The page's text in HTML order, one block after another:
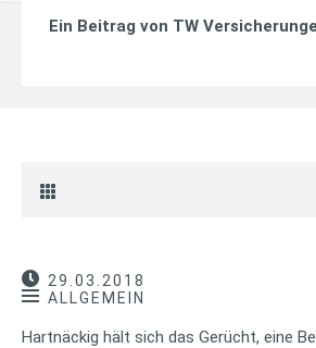
Ein Beitrag von TW
29.03.2018
ALLGEMEIN
Hartnäckig hält sich das Gerücht, eine